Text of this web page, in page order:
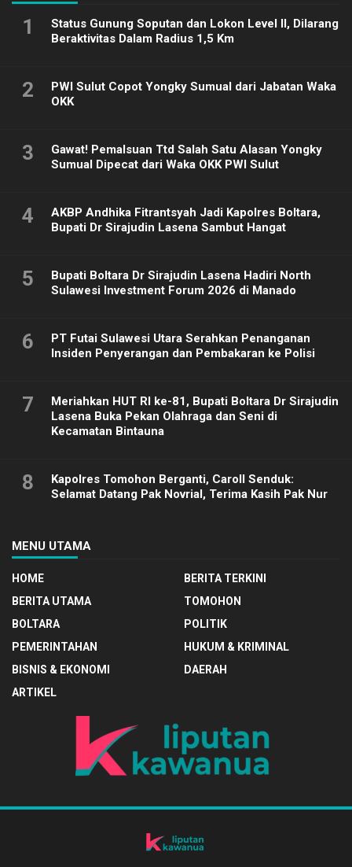
1
Status Gunung Soputan dan Lokon Level II, Dilarang
Beraktivitas Dalam Radius 1,5 Km
2
PWI Sulut Copot Yongky Sumual dari Jabatan Waka
OKK
3
Gawat! Pemalsuan Ttd Salah Satu Alasan Yongky
Sumual Dipecat dari Waka OKK PWI Sulut
4
AKBP Andhika Fitrantsyah Jadi Kapolres Boltara,
Bupati Dr Sirajudin Lasena Sambut Hangat
5
Bupati Boltara Dr Sirajudin Lasena Hadiri North
Sulawesi Investment Forum 2026 di Manado
6
PT Futai Sulawesi Utara Serahkan Penanganan
Insiden Penyerangan dan Pembakaran ke Polisi
7
Meriahkan HUT RI ke-81, Bupati Boltara Dr Sirajudin
Lasena Buka Pekan Olahraga dan Seni di
Kecamatan Bintauna
8
Kapolres Tomohon Berganti, Caroll Senduk:
Selamat Datang Pak Novrial, Terima Kasih Pak Nur
MENU UTAMA
HOME
BERITA TERKINI
BERITA UTAMA
TOMOHON
BOLTARA
POLITIK
PEMERINTAHAN
HUKUM & KRIMINAL
BISNIS & EKONOMI
DAERAH
ARTIKEL